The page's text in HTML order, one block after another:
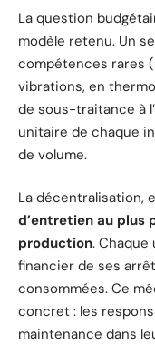
La question
modèle retenu. Un
compétences rares
vibrations, en
de sous-traitance à
unitaire de chaque
de volume.
La décentralisation,
d’entretien au plus
production.
financier de ses
consommées. Ce
concret : les
maintenance dans